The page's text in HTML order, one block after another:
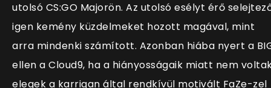
utolsó CS:GO Majorön. Az utolsó esélyt érő
igen kemény küzdelmeket hozott magával, mint
arra mindenki számított. Azonban hiába nyert a
ellen a Cloud9, ha a hiányosságaik miatt nem
elegek a karrigan által rendkívül motivált FaZe-zel